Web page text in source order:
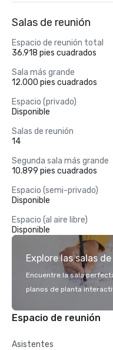
Salas de reunión
Espacio de reunión total
36.918 pies cuadrados
Sala más grande
12.000 pies cuadrados
Espacio (privado)
Disponible
Salas de reunión
14
Segunda sala más grande
10.899 pies cuadrados
Espacio (semi-privado)
Disponible
Espacio (al aire libre)
Disponible
Explore las salas
Encuentre la sala
planos de planta
Espacio de reunión
Asistentes